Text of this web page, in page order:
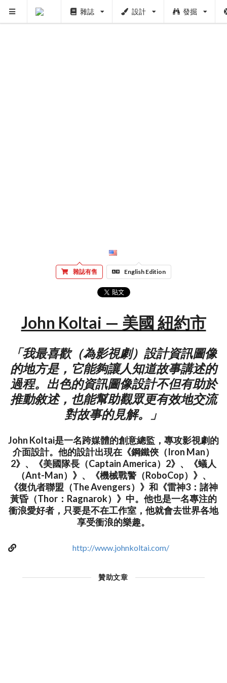
雜誌 設計 發掘
雜誌有售 English Edition
John Koltai — 美國 紐約市
「我最喜歡（為影視劇）設計資訊圖像
的地方是，它能夠讓人知道故事講述的
過程。出色的資訊圖像設計不但有助於
推動敘述，也能幫助觀眾更有效地交流
對故事的見解。」
John Koltai是一名跨媒體的創意總監，專攻影視劇的
介面設計。他的設計出現在《鋼鐵俠（Iron Man）
2》、《美國隊長（Captain America）2》、《蟻人
（Ant-Man）》、《機械戰警（RoboCop）》、
《復仇者聯盟（The Avengers）》和《雷神3：諸神
黃昏（Thor：Ragnarok）》中。他也是一名專注的
衝浪愛好者，只要是不在工作室，他就會去世界各地
享受衝浪的樂趣。
http://www.johnkoltai.com/
贊助文章